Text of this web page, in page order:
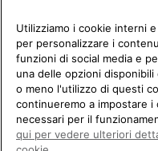
Italia
©2026Columbia Sportswear
SELEZIONA
Utilizziamo i cookie interni
per personalizzare i
funzioni di social media e
una delle opzioni
o meno l'utilizzo di questi
continueremo a impostare
necessari per il
qui per vedere ulteriori